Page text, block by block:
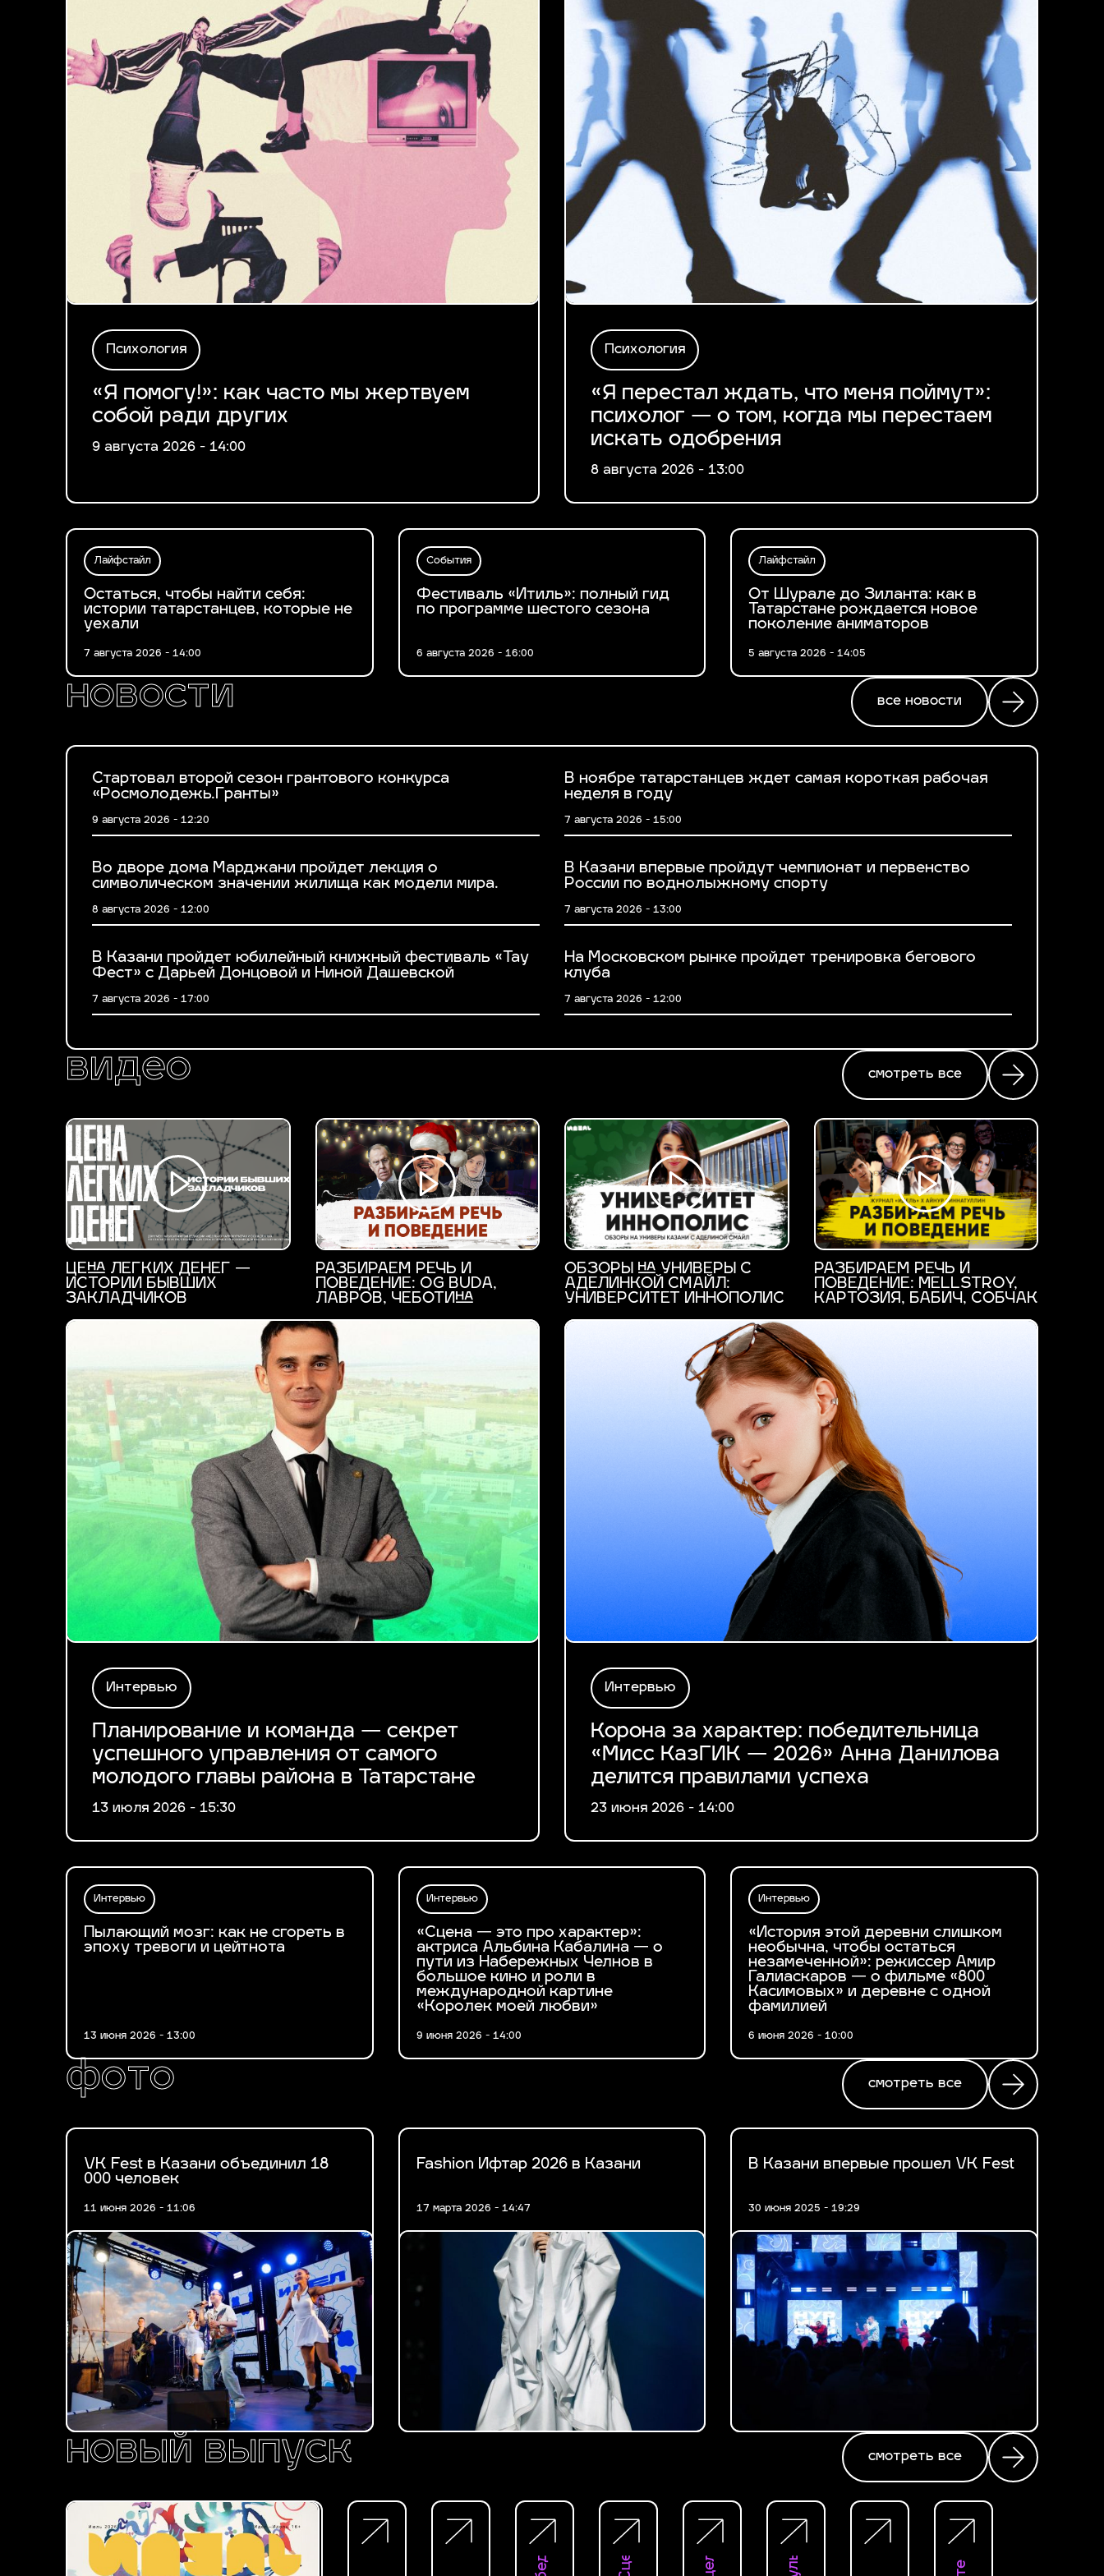
Психология
«Я помогу!»: как часто мы жертвуем
собой ради других
9 августа 2026 - 14:00
Психология
«Я перестал ждать, что меня поймут»:
психолог — о том, когда мы перестаем
искать одобрения
8 августа 2026 - 13:00
Лайфстайл
Остаться, чтобы найти себя:
истории татарстанцев, которые не
уехали
7 августа 2026 - 14:00
События
Фестиваль «Итиль»: полный гид
по программе шестого сезона
6 августа 2026 - 16:00
Лайфстайл
От Шурале до Зиланта: как в
Татарстане рождается новое
поколение аниматоров
5 августа 2026 - 14:05
новости все новости
Стартовал второй сезон грантового конкурса
«Росмолодежь.Гранты»
9 августа 2026 - 12:20
Во дворе дома Марджани пройдет лекция о
символическом значении жилища как модели мира.
8 августа 2026 - 12:00
В Казани пройдет юбилейный книжный фестиваль «Тау
Фест» с Дарьей Донцовой и Ниной Дашевской
7 августа 2026 - 17:00
В ноябре татарстанцев ждет самая короткая рабочая
неделя в году
7 августа 2026 - 15:00
В Казани впервые пройдут чемпионат и первенство
России по воднолыжному спорту
7 августа 2026 - 13:00
На Московском рынке пройдет тренировка бегового
клуба
7 августа 2026 - 12:00
видео смотреть все
ЦЕНА ЛЕГКИХ ДЕНЕГ —
ИСТОРИИ БЫВШИХ
ЗАКЛАДЧИКОВ
РАЗБИРАЕМ РЕЧЬ И
ПОВЕДЕНИЕ: OG BUDA,
ЛАВРОВ, ЧЕБОТИНА
ОБЗОРЫ НА УНИВЕРЫ С
АДЕЛИНКОЙ СМАЙЛ:
УНИВЕРСИТЕТ ИННОПОЛИС
РАЗБИРАЕМ РЕЧЬ И
ПОВЕДЕНИЕ: MELLSTROY,
КАРТОЗИЯ, БАБИЧ, СОБЧАК
Интервью
Планирование и команда — секрет
успешного управления от самого
молодого главы района в Татарстане
13 июля 2026 - 15:30
Интервью
Корона за характер: победительница
«Мисс КазГИК — 2026» Анна Данилова
делится правилами успеха
23 июня 2026 - 14:00
Интервью
Пылающий мозг: как не сгореть в
эпоху тревоги и цейтнота
13 июня 2026 - 13:00
Интервью
«Сцена — это про характер»:
актриса Альбина Кабалина — о
пути из Набережных Челнов в
большое кино и роли в
международной картине
«Королек моей любви»
9 июня 2026 - 14:00
Интервью
«История этой деревни слишком
необычна, чтобы остаться
незамеченной»: режиссер Амир
Галиаскаров — о фильме «800
Касимовых» и деревне с одной
фамилией
6 июня 2026 - 10:00
фото смотреть все
VK Fest в Казани объединил 18
000 человек
11 июня 2026 - 11:06
Fashion Ифтар 2026 в Казани
17 марта 2026 - 14:47
В Казани впервые прошел VK Fest
30 июня 2025 - 19:29
новый выпуск смотреть все